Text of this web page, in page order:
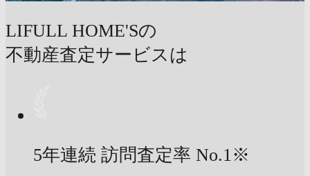
LIFULL HOME'Sの
不動産査定サービスは
5年連続 訪問査定率 No.1※